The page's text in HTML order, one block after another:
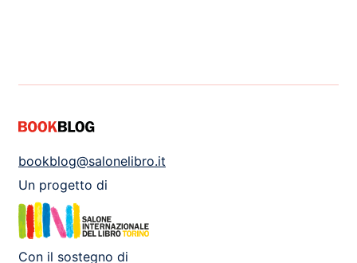
bookblog@salonelibro.it
Un progetto di
Con il sostegno di